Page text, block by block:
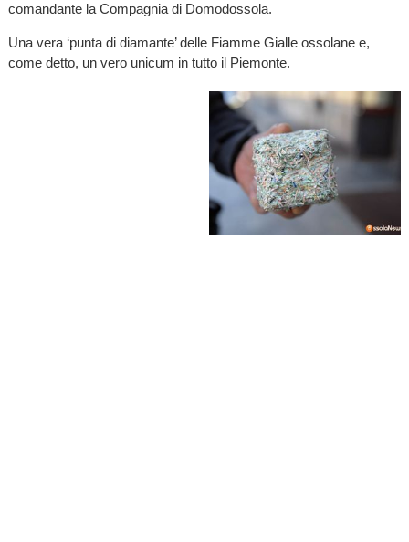
comandante la Compagnia di Domodossola.
Una vera ‘punta di diamante’ delle Fiamme Gialle ossolane e,
come detto, un vero unicum in tutto il Piemonte.